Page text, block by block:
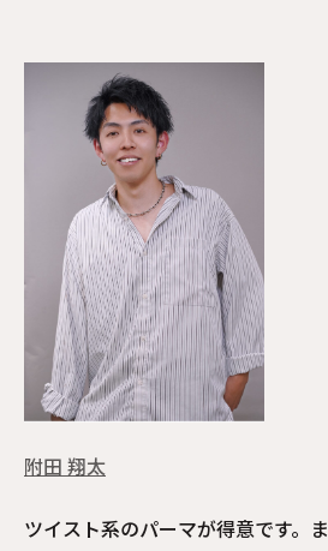
附田 翔太
ツイスト系のパーマが得意です。